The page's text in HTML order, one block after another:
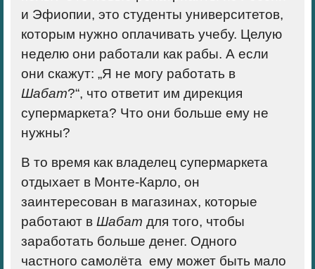
и Эфиопии, это студенты университетов,
которым нужно оплачивать учебу. Целую
неделю они работали как рабы. А если
они скажут: „Я не могу работать в
Шабат?“, что ответит им дирекция
супермаркета? Что они больше ему не
нужны?
В то время как владелец супермаркета
отдыхает в Монте-Карло, он
заинтересован в магазинах, которые
работают в Шабат для того, чтобы
заработать больше денег. Одного
частного самолёта ему может быть мало